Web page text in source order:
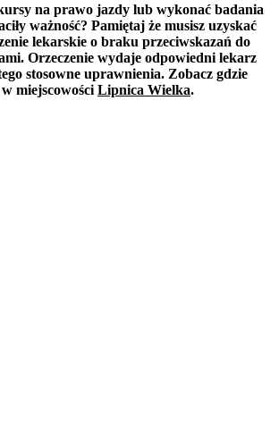
na prawo jazdy lub wykonać badania
ważność? Pamiętaj że musisz uzyskać
lekarskie o braku przeciwskazań do
Orzeczenie wydaje odpowiedni lekarz
stosowne uprawnienia. Zobacz gdzie
miejscowości Lipnica Wielka.